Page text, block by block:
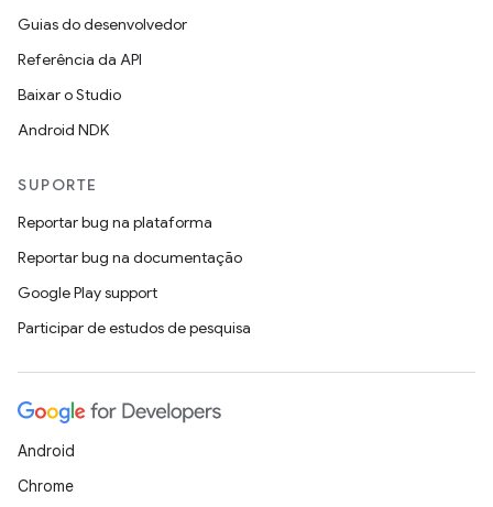
Guias do desenvolvedor
Referência da API
Baixar o Studio
Android NDK
SUPORTE
Reportar bug na plataforma
Reportar bug na documentação
Google Play support
Participar de estudos de pesquisa
Android
Chrome